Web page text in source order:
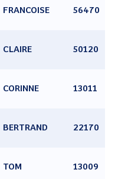
FRANCOISE 56470
CLAIRE 50120
CORINNE 13011
BERTRAND 22170
TOM 13009